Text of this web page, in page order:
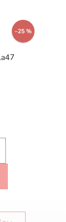
–25 %